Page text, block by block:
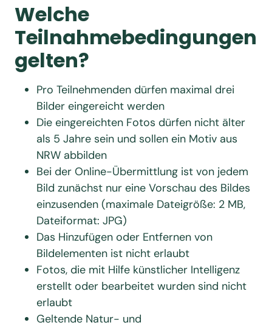
Welche
Teilnahmebedingungen
gelten?
Pro Teilnehmenden dürfen maximal drei
Bilder eingereicht werden
Die eingereichten Fotos dürfen nicht älter
als 5 Jahre sein und sollen ein Motiv aus
NRW abbilden
Bei der Online-Übermittlung ist von jedem
Bild zunächst nur eine Vorschau des Bildes
einzusenden (maximale Dateigröße: 2 MB,
Dateiformat: JPG)
Das Hinzufügen oder Entfernen von
Bildelementen ist nicht erlaubt
Fotos, die mit Hilfe künstlicher Intelligenz
erstellt oder bearbeitet wurden sind nicht
erlaubt
Geltende Natur- und